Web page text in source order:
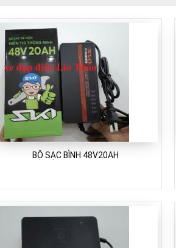
BỘ SẠC BÌNH 48V20AH